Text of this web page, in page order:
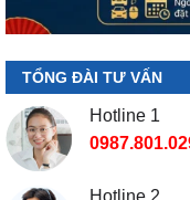
TỔNG ĐÀI TƯ VẤN
Hotline 1
0987.801.029
Hotline 2